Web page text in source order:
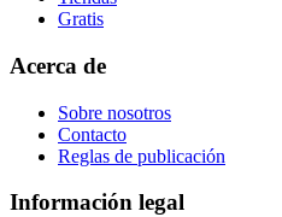
Gratis
Acerca de
Sobre nosotros
Contacto
Reglas de publicación
Información legal